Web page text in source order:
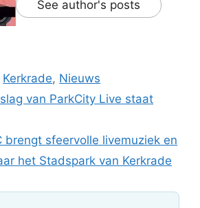
See author's posts
Kerkrade, Nieuws
van ParkCity Live staat
brengt sfeervolle livemuziek en
het Stadspark van Kerkrade